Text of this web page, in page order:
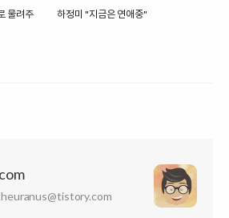
물려주
하정미 "지금은 연애중"